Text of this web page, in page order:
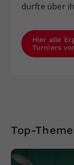
durfte über
Hier alle
Turniers
Top-